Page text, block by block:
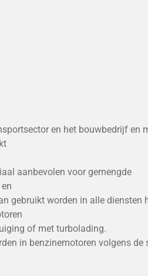
en het bouwbedrijf en
aanbevolen voor gemengde
gebruikt worden in alle diensten
of met turbolading.
in benzinemotoren volgens de